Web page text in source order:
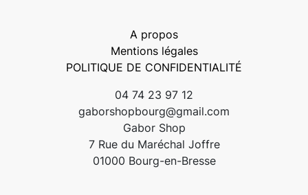
A propos
Mentions légales
POLITIQUE DE CONFIDENTIALITÉ
04 74 23 97 12
gaborshopbourg@gmail.com
Gabor Shop
7 Rue du Maréchal Joffre
01000 Bourg-en-Bresse